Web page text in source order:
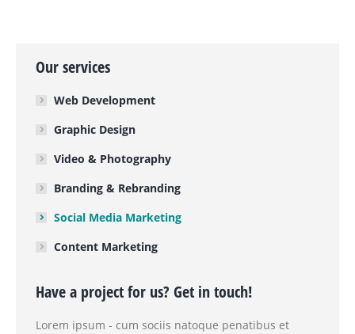
Our services
Web Development
Graphic Design
Video & Photography
Branding & Rebranding
Social Media Marketing
Content Marketing
Have a project for us? Get in touch!
Lorem ipsum - cum sociis natoque penatibus et